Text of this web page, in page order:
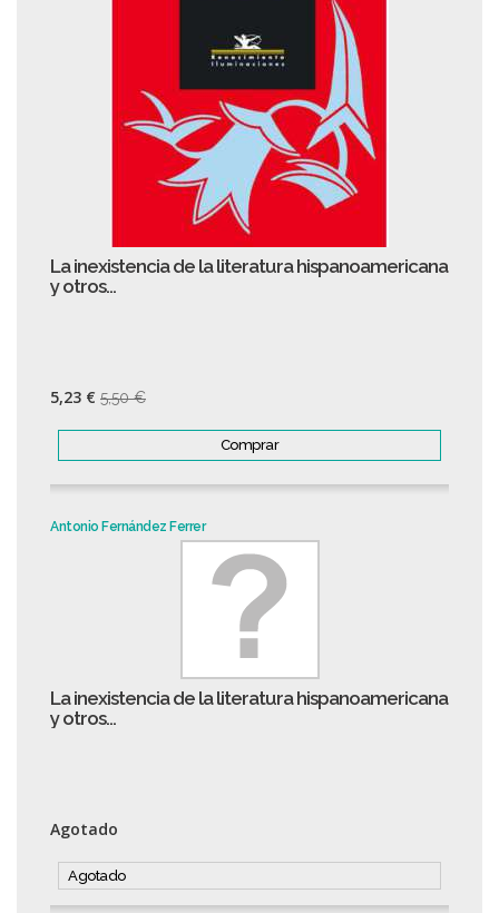
La inexistencia de la literatura hispanoamericana
y otros...
5,23 € 5,50 €
Comprar
Antonio Fernández Ferrer
La inexistencia de la literatura hispanoamericana
y otros...
Agotado
Agotado